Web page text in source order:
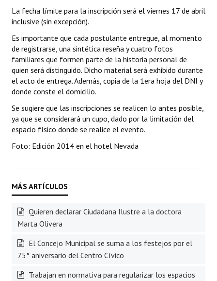
La fecha límite para la inscripción será el viernes 17 de abril
inclusive (sin excepción).
Es importante que cada postulante entregue, al momento
de registrarse, una sintética reseña y cuatro fotos
familiares que formen parte de la historia personal de
quien será distinguido. Dicho material será exhibido durante
el acto de entrega. Además, copia de la 1era hoja del DNI y
donde conste el domicilio.
Se sugiere que las inscripciones se realicen lo antes posible,
ya que se considerará un cupo, dado por la limitación del
espacio físico donde se realice el evento.
Foto: Edición 2014 en el hotel Nevada
Quieren declarar Ciudadana Ilustre a la doctora
Marta Olivera
El Concejo Municipal se suma a los festejos por el
75° aniversario del Centro Cívico
Trabajan en normativa para regularizar los espacios